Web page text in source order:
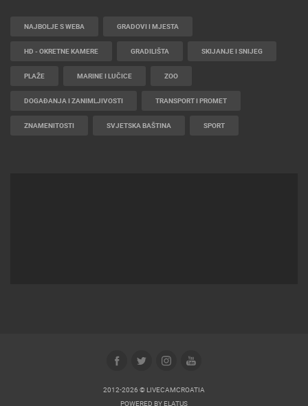
NAJBOLJE S WEBA GRADOVI I MJESTA
HD - OKRETNE KAMERE GRADILIŠTA SKIJANJE I SNIJEG
PLAŽE MARINE I LUČICE ZOO
DOGAĐANJA I ZANIMLJIVOSTI TRANSPORT I PROMET
ZNAMENITOSTI SVJETSKA BAŠTINA SPORT
2012-2026 © LIVECAMCROATIA
POWERED BY ELATUS